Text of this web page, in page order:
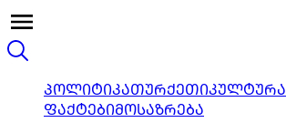
ᲞᲝᲚᲘᲢᲘᲙᲐᲗᲣᲠᲥᲔᲗᲘᲙᲣᲚᲢᲣᲠᲐ
ᲤᲐᲥᲢᲔᲑᲘᲛᲝᲡᲐᲖᲠᲔᲑᲐ